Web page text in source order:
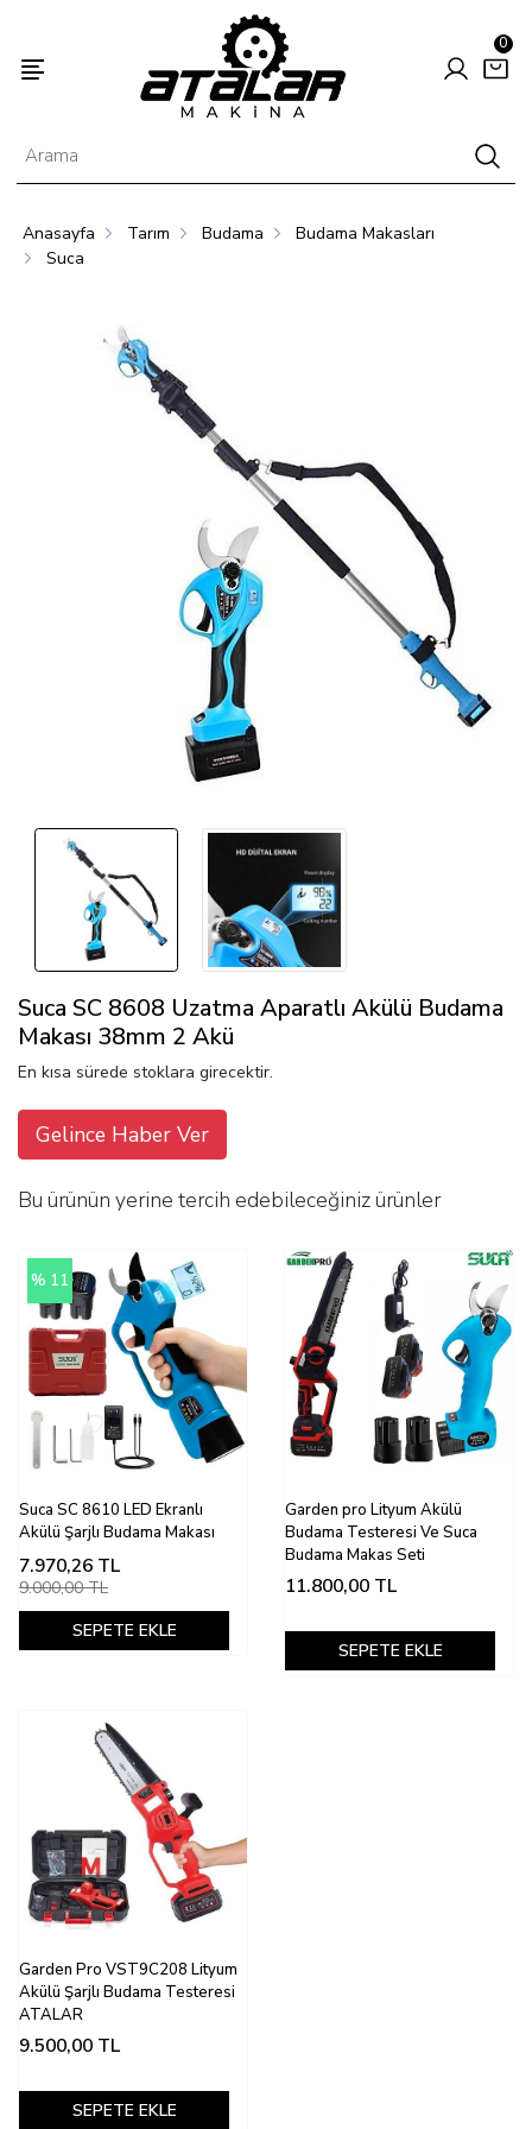
0
Anasayfa Tarım Budama
Budama Makasları
Suca
Suca SC 8608 Uzatma Aparatlı Akülü Budama
Makası 38mm 2 Akü
En kısa sürede stoklara girecektir.
Gelince Haber Ver
Bu ürünün yerine tercih edebileceğiniz ürünler
% 11
Suca SC 8610 LED Ekranlı
Akülü Şarjlı Budama Makası
7.970,26 TL
9.000,00 TL
SEPETE EKLE
Garden pro Lityum Akülü
Budama Testeresi Ve Suca
Budama Makas Seti
11.800,00 TL
SEPETE EKLE
Garden Pro VST9C208 Lityum
Akülü Şarjlı Budama Testeresi
ATALAR
9.500,00 TL
SEPETE EKLE